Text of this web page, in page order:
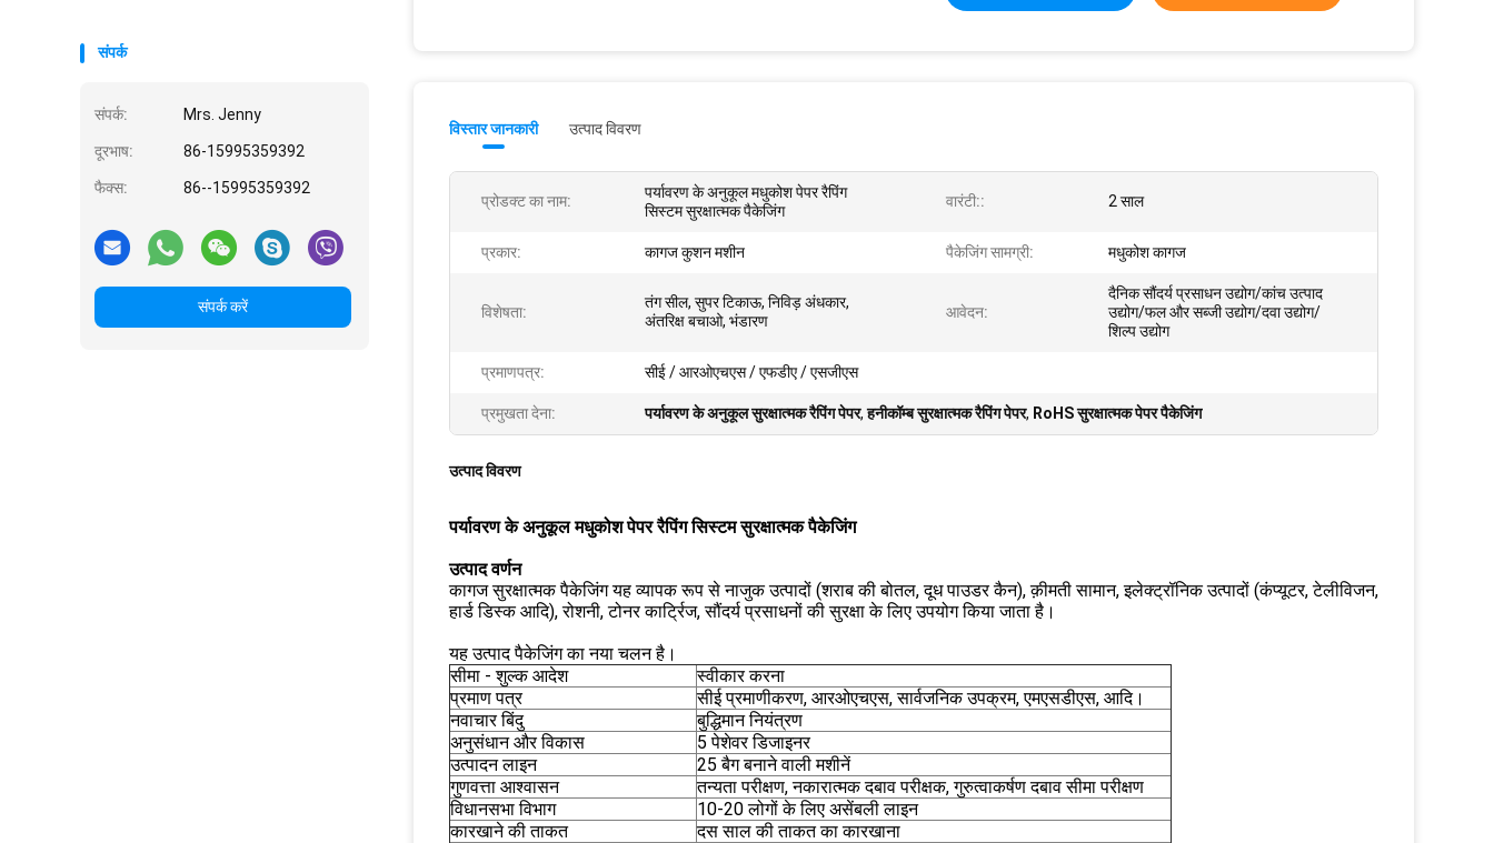
संपर्क
संपर्क: Mrs. Jenny
दूरभाष: 86-15995359392
फैक्स: 86--15995359392
संपर्क करें
विस्तार जानकारी उत्पाद विवरण
प्रोडक्ट का नाम:
पर्यावरण के अनुकूल मधुकोश पेपर रैपिंग
सिस्टम सुरक्षात्मक पैकेजिंग
वारंटी:: 2 साल
प्रकार: कागज कुशन मशीन पैकेजिंग सामग्री: मधुकोश कागज
विशेषता:
तंग सील, सुपर टिकाऊ, निविड़ अंधकार,
अंतरिक्ष बचाओ, भंडारण
आवेदन:
दैनिक सौंदर्य प्रसाधन उद्योग/कांच उत्पाद
उद्योग/फल और सब्जी उद्योग/दवा उद्योग/
शिल्प उद्योग
प्रमाणपत्र: सीई / आरओएचएस / एफडीए / एसजीएस
प्रमुखता देना: पर्यावरण के अनुकूल सुरक्षात्मक रैपिंग पेपर,हनीकॉम्ब सुरक्षात्मक रैपिंग पेपर, RoHS सुरक्षात्मक पेपर पैकेजिंग
उत्पाद विवरण
पर्यावरण के अनुकूल मधुकोश पेपर रैपिंग सिस्टम सुरक्षात्मक पैकेजिंग
उत्पाद वर्णन
कागज सुरक्षात्मक पैकेजिंग यह व्यापक रूप से नाजुक उत्पादों (शराब की बोतल, दूध पाउडर कैन), क़ीमती सामान, इलेक्ट्रॉनिक उत्पादों (कंप्यूटर, टेलीविजन,
हार्ड डिस्क आदि), रोशनी, टोनर कार्ट्रिज, सौंदर्य प्रसाधनों की सुरक्षा के लिए उपयोग किया जाता है।
यह उत्पाद पैकेजिंग का नया चलन है।
सीमा - शुल्क आदेश
स्वीकार करना
प्रमाण पत्र
सीई प्रमाणीकरण, आरओएचएस, सार्वजनिक उपक्रम, एमएसडीएस, आदि।
नवाचार बिंदु
बुद्धिमान नियंत्रण
अनुसंधान और विकास
5 पेशेवर डिजाइनर
उत्पादन लाइन
25 बैग बनाने वाली मशीनें
गुणवत्ता आश्वासन
तन्यता परीक्षण, नकारात्मक दबाव परीक्षक, गुरुत्वाकर्षण दबाव सीमा परीक्षण
विधानसभा विभाग
10-20 लोगों के लिए असेंबली लाइन
कारखाने की ताकत
दस साल की ताकत का कारखाना